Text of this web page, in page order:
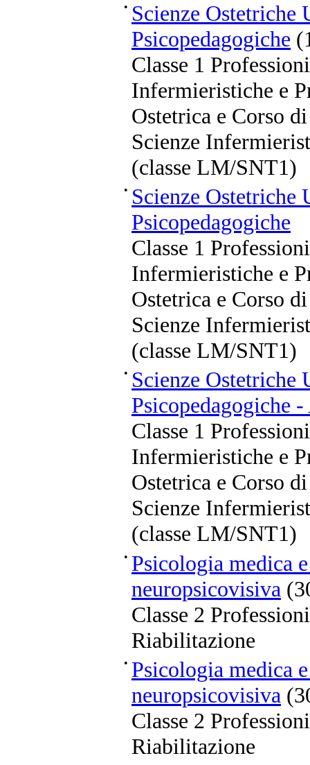
• Scienze Ostetriche
Psicopedagogiche
Classe 1
Infermieristiche e
Ostetrica e Corso
Scienze
(classe LM/SNT1)
• Scienze Ostetriche
Psicopedagogiche
Classe 1
Infermieristiche e
Ostetrica e Corso
Scienze
(classe LM/SNT1)
• Scienze Ostetriche
Psicopedagogiche
Classe 1
Infermieristiche e
Ostetrica e Corso
Scienze
(classe LM/SNT1)
• Psicologia medica
neuropsicovisiva
Classe 2
Riabilitazione
• Psicologia medica
neuropsicovisiva
Classe 2
Riabilitazione